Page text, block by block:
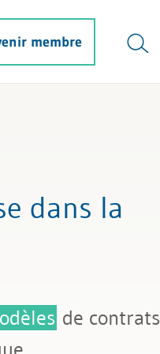
membre
dans la
de contrats